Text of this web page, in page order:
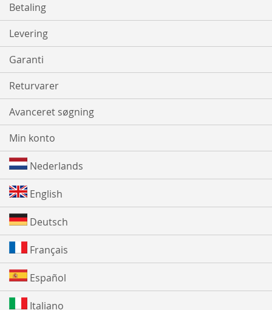
Betaling
Levering
Garanti
Returvarer
Avanceret søgning
Min konto
Nederlands
English
Deutsch
Français
Español
Italiano